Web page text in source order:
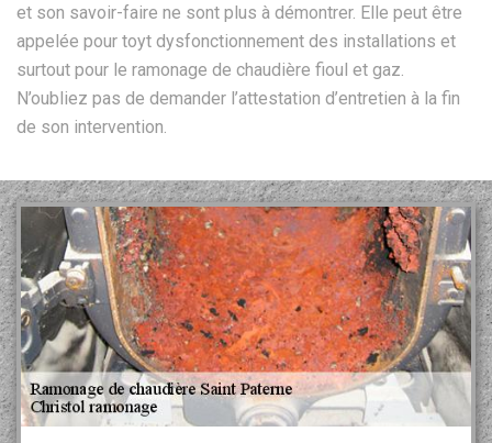
et son savoir-faire ne sont plus à démontrer. Elle peut être
appelée pour toyt dysfonctionnement des installations et
surtout pour le ramonage de chaudière fioul et gaz.
N’oubliez pas de demander l’attestation d’entretien à la fin
de son intervention.